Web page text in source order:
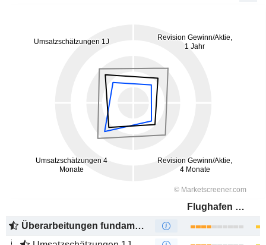
Flughafen Wien AG
Überarbeitungen fundamentaler Schätzungen